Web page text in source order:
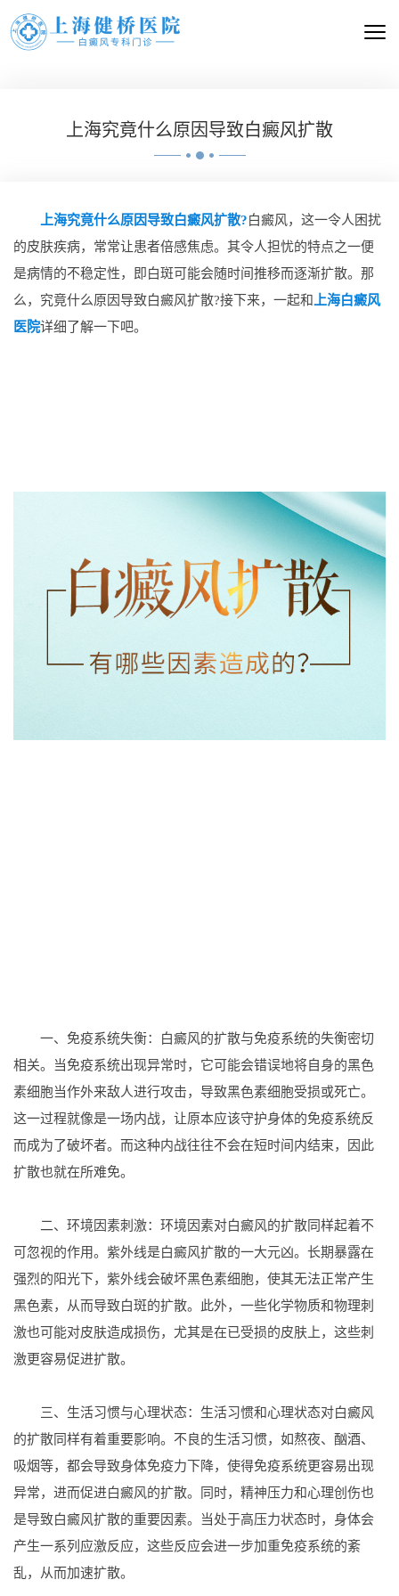
上海究竟什么原因导致白癜风扩散
上海究竟什么原因导致白癜风扩散?白癜风，这一令人困扰
的皮肤疾病，常常让患者倍感焦虑。其令人担忧的特点之一便
是病情的不稳定性，即白斑可能会随时间推移而逐渐扩散。那
么，究竟什么原因导致白癜风扩散?接下来，一起和
上海白癜风
医院详细了解一下吧。
一、免疫系统失衡：白癜风的扩散与免疫系统的失衡密切
相关。当免疫系统出现异常时，它可能会错误地将自身的黑色
素细胞当作外来敌人进行攻击，导致黑色素细胞受损或死亡。
这一过程就像是一场内战，让原本应该守护身体的免疫系统反
而成为了破坏者。而这种内战往往不会在短时间内结束，因此
扩散也就在所难免。
二、环境因素刺激：环境因素对白癜风的扩散同样起着不
可忽视的作用。紫外线是白癜风扩散的一大元凶。长期暴露在
强烈的阳光下，紫外线会破坏黑色素细胞，使其无法正常产生
黑色素，从而导致白斑的扩散。此外，一些化学物质和物理刺
激也可能对皮肤造成损伤，尤其是在已受损的皮肤上，这些刺
激更容易促进扩散。
三、生活习惯与心理状态：生活习惯和心理状态对白癜风
的扩散同样有着重要影响。不良的生活习惯，如熬夜、酗酒、
吸烟等，都会导致身体免疫力下降，使得免疫系统更容易出现
异常，进而促进白癜风的扩散。同时，精神压力和心理创伤也
是导致白癜风扩散的重要因素。当处于高压力状态时，身体会
产生一系列应激反应，这些反应会进一步加重免疫系统的紊
乱，从而加速扩散。